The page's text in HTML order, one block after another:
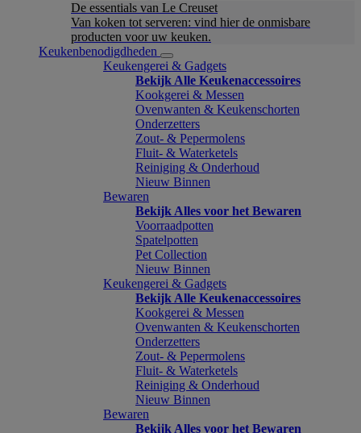
De essentials van Le Creuset
Van koken tot serveren: vind hier de onmisbare
producten voor uw keuken.
Keukenbenodigdheden
Keukengerei & Gadgets
Bekijk Alle Keukenaccessoires
Kookgerei & Messen
Ovenwanten & Keukenschorten
Onderzetters
Zout- & Pepermolens
Fluit- & Waterketels
Reiniging & Onderhoud
Nieuw Binnen
Bewaren
Bekijk Alles voor het Bewaren
Voorraadpotten
Spatelpotten
Pet Collection
Nieuw Binnen
Keukengerei & Gadgets
Bekijk Alle Keukenaccessoires
Kookgerei & Messen
Ovenwanten & Keukenschorten
Onderzetters
Zout- & Pepermolens
Fluit- & Waterketels
Reiniging & Onderhoud
Nieuw Binnen
Bewaren
Bekijk Alles voor het Bewaren